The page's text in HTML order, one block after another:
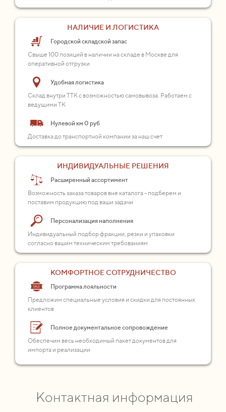
НАЛИЧИЕ И ЛОГИСТИКА
Городской складской запас
Свыше 100 позиций в наличии на складе в Москве для
оперативной отгрузки
Удобная логистика
Склад внутри ТТК с возможностью самовывоза. Работаем с
ведущими ТК
Нулевой км 0 руб
Доставка до транспортной компании за наш счет
ИНДИВИДУАЛЬНЫЕ РЕШЕНИЯ
Расширенный ассортимент
Возможность заказа товаров вне каталога - подберем и
поставим продукцию под ваши задачи
Персонализация наполнения
Индивидуальный подбор фракции, резки и упаковки
согласно вашим техническим требованиям
КОМФОРТНОЕ СОТРУДНИЧЕСТВО
Программа лояльности
Предложим специальные условия и скидки для постоянных
клиентов
Полное документальное сопровождение
Обеспечим весь необходимый пакет документов для
импорта и реализации
Контактная информация